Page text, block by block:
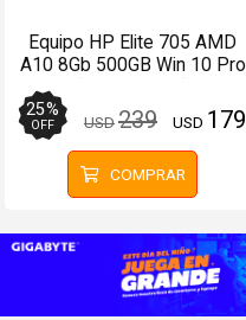
Equipo HP Elite 705 AMD
A10 8Gb 500GB Win 10 Pro
25%
OFF USD239 USD 179
COMPRAR